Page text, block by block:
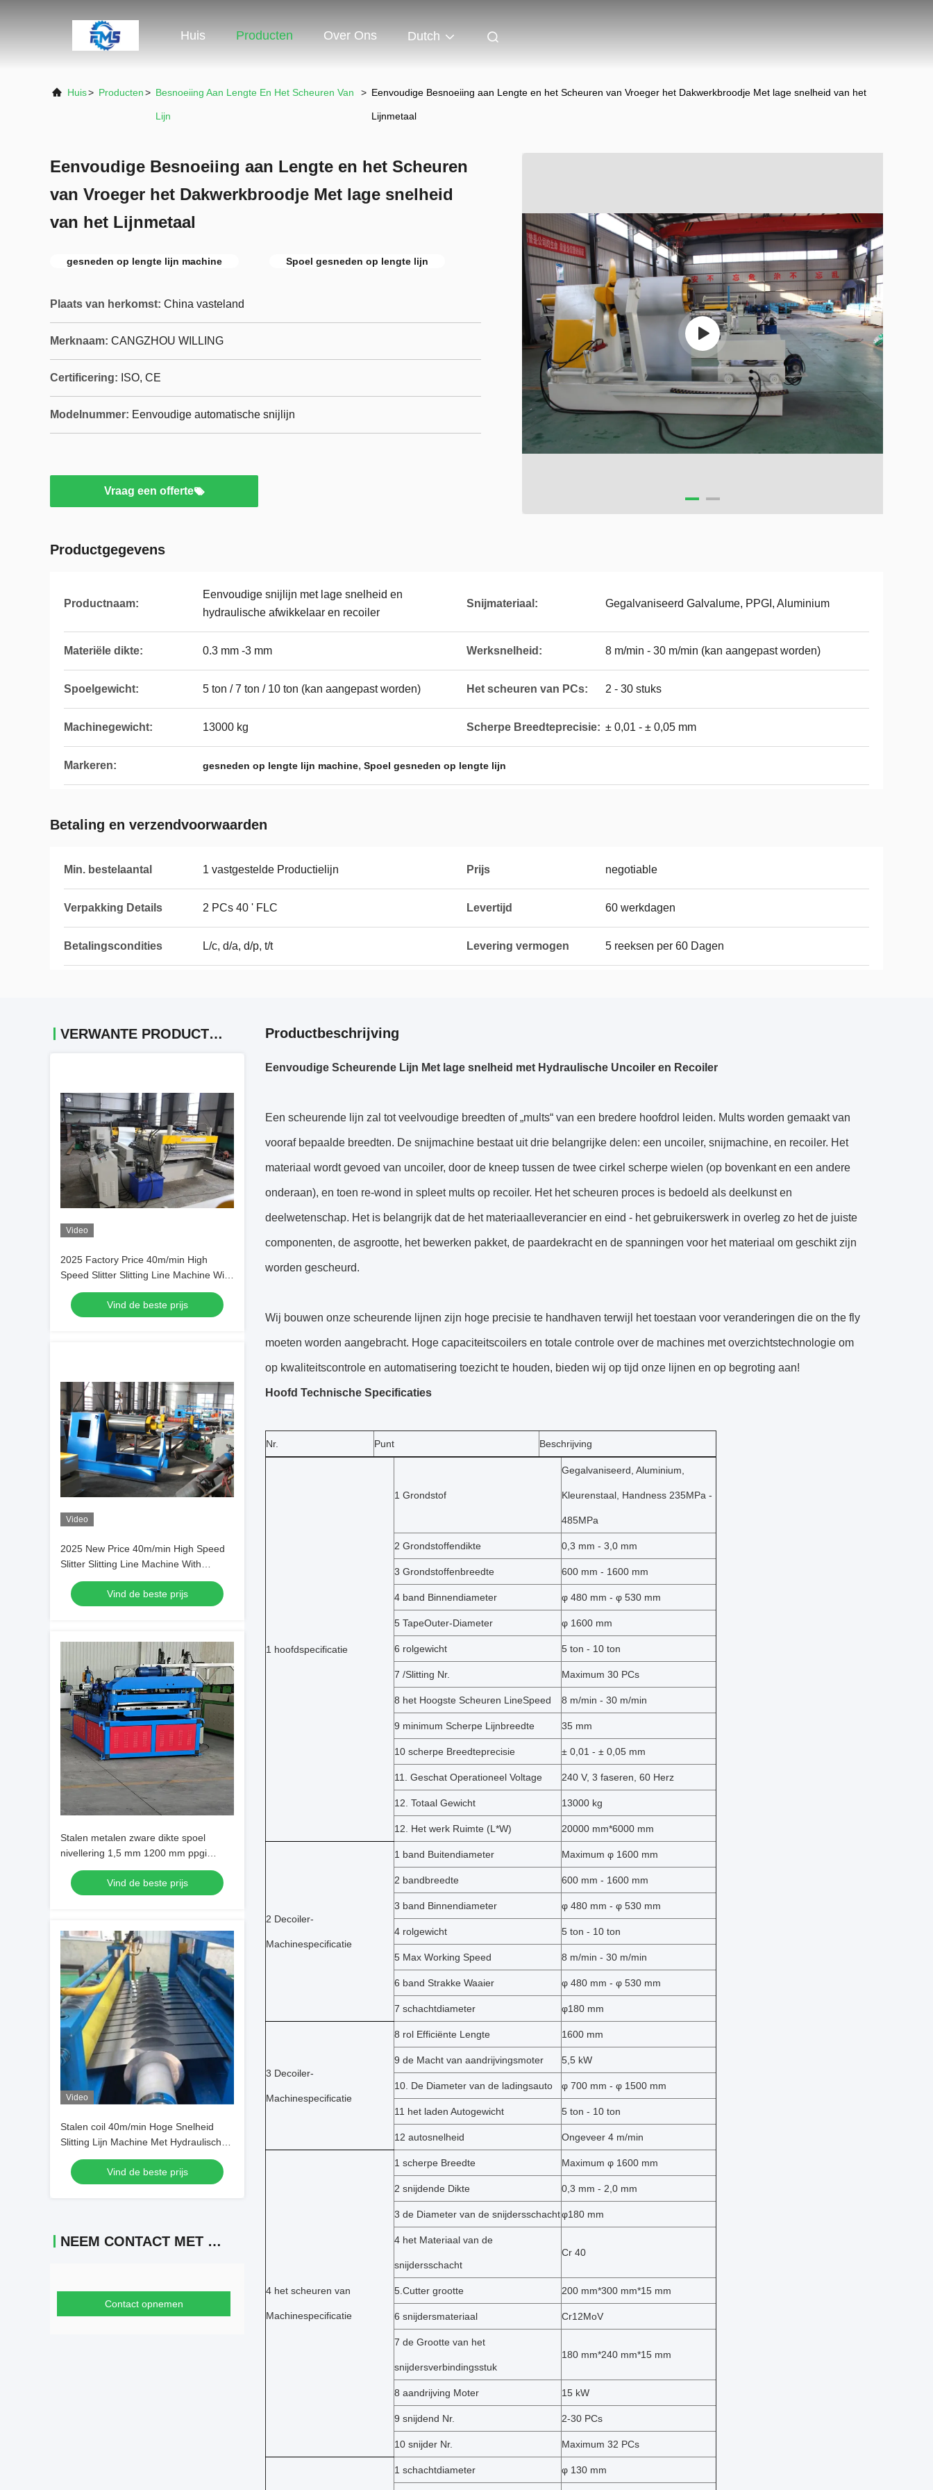
Huis Producten Over Ons Dutch
Huis> Producten> Besnoeiing Aan Lengte En Het Scheuren Van
Lijn
> Eenvoudige Besnoeiing aan Lengte en het Scheuren van Vroeger het Dakwerkbroodje Met lage snelheid van het
Lijnmetaal
Eenvoudige Besnoeiing aan Lengte en het Scheuren
van Vroeger het Dakwerkbroodje Met lage snelheid
van het Lijnmetaal
gesneden op lengte lijn machine Spoel gesneden op lengte lijn
Plaats van herkomst: China vasteland
Merknaam: CANGZHOU WILLING
Certificering: ISO, CE
Modelnummer: Eenvoudige automatische snijlijn
Vraag een offerte
Productgegevens
Productnaam:
Eenvoudige snijlijn met lage snelheid en
hydraulische afwikkelaar en recoiler
Snijmateriaal: Gegalvaniseerd Galvalume, PPGI, Aluminium
Materiële dikte: 0.3 mm -3 mm Werksnelheid: 8 m/min - 30 m/min (kan aangepast worden)
Spoelgewicht: 5 ton / 7 ton / 10 ton (kan aangepast worden) Het scheuren van PCs: 2 - 30 stuks
Machinegewicht: 13000 kg Scherpe Breedteprecisie: ± 0,01 - ± 0,05 mm
Markeren: gesneden op lengte lijn machine, Spoel gesneden op lengte lijn
Betaling en verzendvoorwaarden
Min. bestelaantal 1 vastgestelde Productielijn Prijs negotiable
Verpakking Details 2 PCs 40 ' FLC Levertijd 60 werkdagen
Betalingscondities L/c, d/a, d/p, t/t Levering vermogen 5 reeksen per 60 Dagen
VERWANTE PRODUCTEN
Video
2025 Factory Price 40m/min High
Speed Slitter Slitting Line Machine With
Hydraulic Uncoiler And Recoiler
Vind de beste prijs
Video
2025 New Price 40m/min High Speed
Slitter Slitting Line Machine With
Hydraulic Uncoiler And Recoiler
Vind de beste prijs
Stalen metalen zware dikte spoel
nivellering 1,5 mm 1200 mm ppgi
gesneden op lengte
Vind de beste prijs
Video
Stalen coil 40m/min Hoge Snelheid
Slitting Lijn Machine Met Hydraulische
Afwikkelaar En Opwikkelaar
Vind de beste prijs
NEEM CONTACT MET ONS OP
Contact opnemen
Productbeschrijving
Eenvoudige Scheurende Lijn Met lage snelheid met Hydraulische Uncoiler en Recoiler
Een scheurende lijn zal tot veelvoudige breedten of „mults“ van een bredere hoofdrol leiden. Mults worden gemaakt van
vooraf bepaalde breedten. De snijmachine bestaat uit drie belangrijke delen: een uncoiler, snijmachine, en recoiler. Het
materiaal wordt gevoed van uncoiler, door de kneep tussen de twee cirkel scherpe wielen (op bovenkant en een andere
onderaan), en toen re-wond in spleet mults op recoiler. Het het scheuren proces is bedoeld als deelkunst en
deelwetenschap. Het is belangrijk dat de het materiaalleverancier en eind - het gebruikerswerk in overleg zo het de juiste
componenten, de asgrootte, het bewerken pakket, de paardekracht en de spanningen voor het materiaal om geschikt zijn
worden gescheurd.
Wij bouwen onze scheurende lijnen zijn hoge precisie te handhaven terwijl het toestaan voor veranderingen die on the fly
moeten worden aangebracht. Hoge capaciteitscoilers en totale controle over de machines met overzichtstechnologie om
op kwaliteitscontrole en automatisering toezicht te houden, bieden wij op tijd onze lijnen en op begroting aan!
Hoofd Technische Specificaties
Nr. Punt Beschrijving
1 hoofdspecificatie
1 Grondstof
Gegalvaniseerd, Aluminium,
Kleurenstaal, Handness 235MPa -
485MPa
2 Grondstoffendikte 0,3 mm - 3,0 mm
3 Grondstoffenbreedte 600 mm - 1600 mm
4 band Binnendiameter φ 480 mm - φ 530 mm
5 TapeOuter-Diameter φ 1600 mm
6 rolgewicht 5 ton - 10 ton
7 /Slitting Nr. Maximum 30 PCs
8 het Hoogste Scheuren LineSpeed 8 m/min - 30 m/min
9 minimum Scherpe Lijnbreedte 35 mm
10 scherpe Breedteprecisie ± 0,01 - ± 0,05 mm
11. Geschat Operationeel Voltage 240 V, 3 faseren, 60 Herz
12. Totaal Gewicht 13000 kg
12. Het werk Ruimte (L*W) 20000 mm*6000 mm
2 Decoiler-
Machinespecificatie
1 band Buitendiameter Maximum φ 1600 mm
2 bandbreedte 600 mm - 1600 mm
3 band Binnendiameter φ 480 mm - φ 530 mm
4 rolgewicht 5 ton - 10 ton
5 Max Working Speed 8 m/min - 30 m/min
6 band Strakke Waaier φ 480 mm - φ 530 mm
7 schachtdiameter φ180 mm
3 Decoiler-
Machinespecificatie
8 rol Efficiënte Lengte 1600 mm
9 de Macht van aandrijvingsmoter 5,5 kW
10. De Diameter van de ladingsauto φ 700 mm - φ 1500 mm
11 het laden Autogewicht 5 ton - 10 ton
12 autosnelheid Ongeveer 4 m/min
4 het scheuren van
Machinespecificatie
1 scherpe Breedte Maximum φ 1600 mm
2 snijdende Dikte 0,3 mm - 2,0 mm
3 de Diameter van de snijdersschachtφ180 mm
4 het Materiaal van de
snijdersschacht
Cr 40
5.Cutter grootte 200 mm*300 mm*15 mm
6 snijdersmateriaal Cr12MoV
7 de Grootte van het
snijdersverbindingsstuk
180 mm*240 mm*15 mm
8 aandrijving Moter 15 kW
9 snijdend Nr. 2-30 PCs
10 snijder Nr. Maximum 32 PCs
1 schachtdiameter φ 130 mm